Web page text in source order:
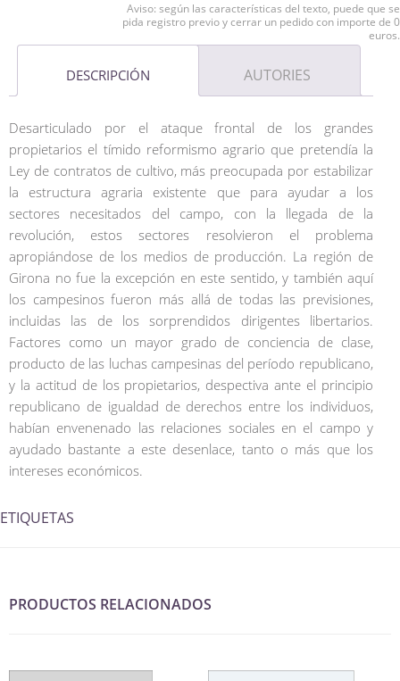
Aviso: según las características del texto, puede que se
pida registro previo y cerrar un pedido con importe de 0
euros.
DESCRIPCIÓN AUTORIES
Desarticulado por el ataque frontal de los grandes
propietarios el tímido reformismo agrario que pretendía la
Ley de contratos de cultivo, más preocupada por estabilizar
la estructura agraria existente que para ayudar a los
sectores necesitados del campo, con la llegada de la
revolución, estos sectores resolvieron el problema
apropiándose de los medios de producción. La región de
Girona no fue la excepción en este sentido, y también aquí
los campesinos fueron más allá de todas las previsiones,
incluidas las de los sorprendidos dirigentes libertarios.
Factores como un mayor grado de conciencia de clase,
producto de las luchas campesinas del período republicano,
y la actitud de los propietarios, despectiva ante el principio
republicano de igualdad de derechos entre los individuos,
habían envenenado las relaciones sociales en el campo y
ayudado bastante a este desenlace, tanto o más que los
intereses económicos.
ETIQUETAS
PRODUCTOS RELACIONADOS